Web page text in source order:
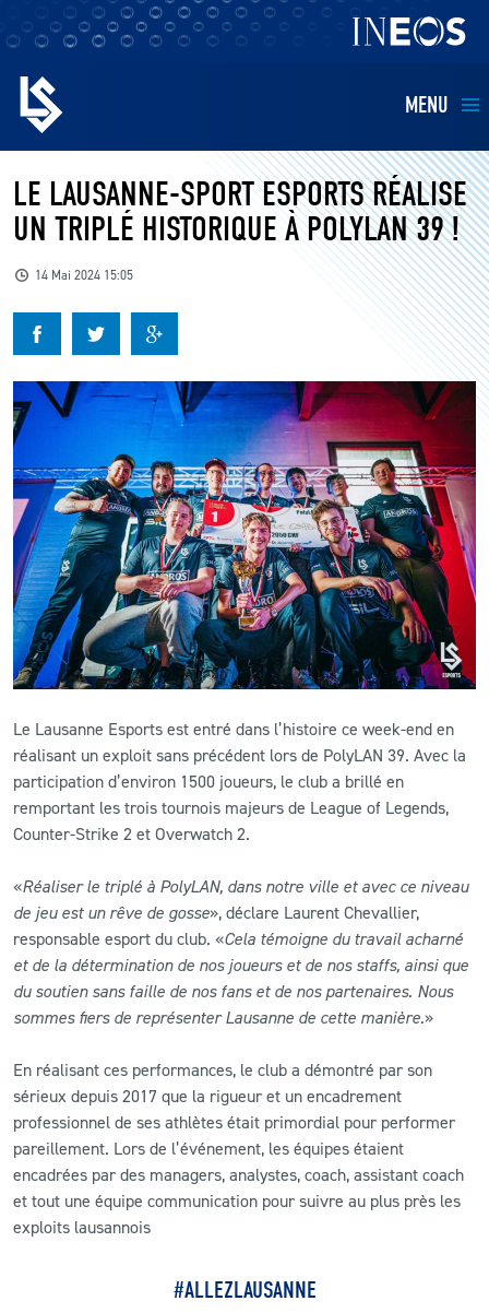
MENU
EQUIPES
BILLETTERIE
KIDS
BUSINESS
RESTAURATION
CLUB
CONTACT
ACTUALITÉS
L’APP DU LS
LS ACADEMY CAMPS
MATCH DES CELEBRITES
PRESSE ET MEDIAS
LE LAUSANNE-SPORT ESPORTS RÉALISE
UN TRIPLÉ HISTORIQUE À POLYLAN 39 !
14 Mai 2024 15:05
Le Lausanne Esports est entré dans l’histoire ce week-end en
réalisant un exploit sans précédent lors de PolyLAN 39. Avec la
participation d’environ 1500 joueurs, le club a brillé en
remportant les trois tournois majeurs de League of Legends,
Counter-Strike 2 et Overwatch 2.
«Réaliser le triplé à PolyLAN, dans notre ville et avec ce niveau
de jeu est un rêve de gosse», déclare Laurent Chevallier,
responsable esport du club. «Cela témoigne du travail acharné
et de la détermination de nos joueurs et de nos staffs, ainsi que
du soutien sans faille de nos fans et de nos partenaires. Nous
sommes fiers de représenter Lausanne de cette manière.»
En réalisant ces performances, le club a démontré par son
sérieux depuis 2017 que la rigueur et un encadrement
professionnel de ses athlètes était primordial pour performer
pareillement. Lors de l’événement, les équipes étaient
encadrées par des managers, analystes, coach, assistant coach
et tout une équipe communication pour suivre au plus près les
exploits lausannois
#ALLEZLAUSANNE